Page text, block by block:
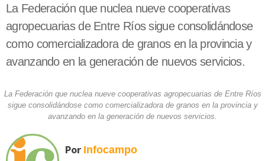
La Federación que nuclea nueve cooperativas
agropecuarias de Entre Ríos sigue consolidándose
como comercializadora de granos en la provincia y
avanzando en la generación de nuevos servicios.
La Federación que nuclea nueve cooperativas agropecuarias de Entre Ríos
sigue consolidándose como comercializadora de granos en la provincia y
avanzando en la generación de nuevos servicios.
Por Infocampo